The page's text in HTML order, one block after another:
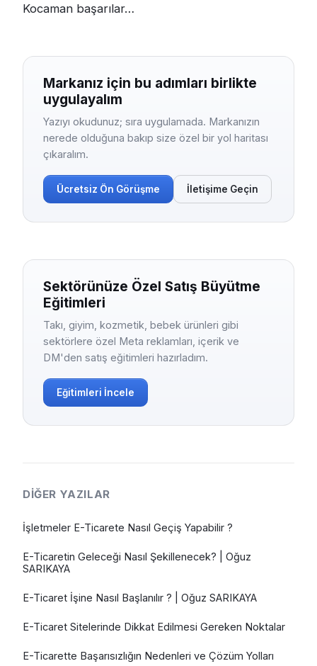
Kocaman başarılar…
Markanız için bu adımları birlikte
uygulayalım
Yazıyı okudunuz; sıra uygulamada. Markanızın
nerede olduğuna bakıp size özel bir yol haritası
çıkaralım.
Ücretsiz Ön Görüşme İletişime Geçin
Sektörünüze Özel Satış Büyütme
Eğitimleri
Takı, giyim, kozmetik, bebek ürünleri gibi
sektörlere özel Meta reklamları, içerik ve
DM'den satış eğitimleri hazırladım.
Eğitimleri İncele
DIĞER YAZILAR
İşletmeler E-Ticarete Nasıl Geçiş Yapabilir ?
E-Ticaretin Geleceği Nasıl Şekillenecek? | Oğuz
SARIKAYA
E-Ticaret İşine Nasıl Başlanılır ? | Oğuz SARIKAYA
E-Ticaret Sitelerinde Dikkat Edilmesi Gereken Noktalar
E-Ticarette Başarısızlığın Nedenleri ve Çözüm Yolları